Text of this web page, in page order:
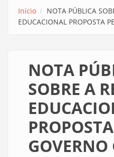
Início
NOTA PÚBLICA
EDUCACIONAL PROPOSTA
NOTA
SOBRE A